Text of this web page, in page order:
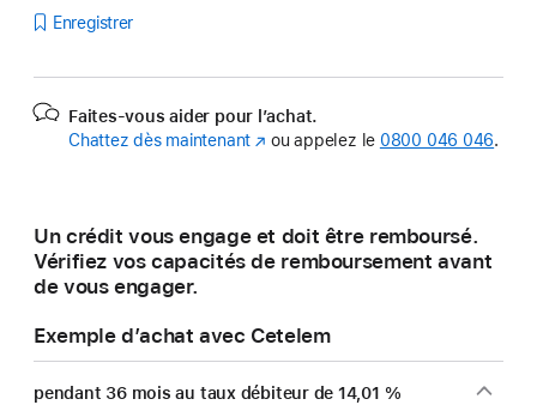
Enregistrer
Faites-vous aider pour l’achat.
Chattez dès maintenant (s’ouvre
fenêtre)
ou appelez le 0800 046 046.
Un crédit vous engage et doit être remboursé.
Vérifiez vos capacités de remboursement avant
de vous engager.
Exemple d’achat avec Cetelem
pendant 36 mois au taux débiteur de 14,01 %